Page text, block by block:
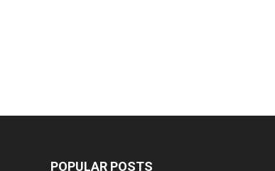
POPULAR POSTS